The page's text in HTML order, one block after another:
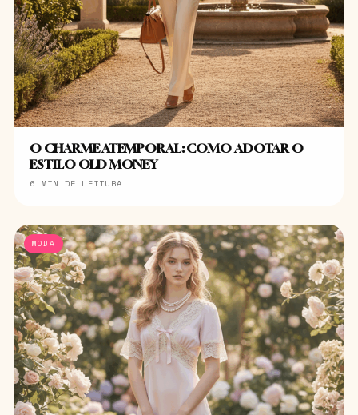
O CHARME ATEMPORAL: COMO ADOTAR O
ESTILO OLD MONEY
6 MIN DE LEITURA
MODA